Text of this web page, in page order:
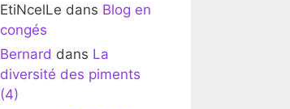
EtiNcelLe dans Blog en
congés
Bernard dans La
diversité des piments
(4)